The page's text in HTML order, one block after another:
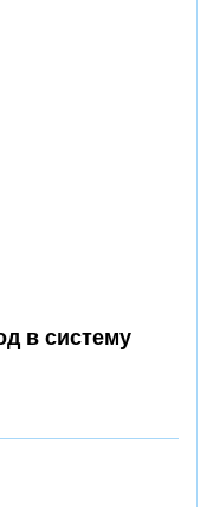
в систему